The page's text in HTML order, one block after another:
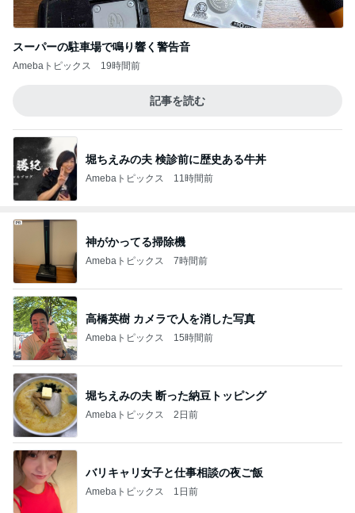
スーパーの駐車場で鳴り響く警告音
Amebaトピックス 19時間前
記事を読む
堀ちえみの夫 検診前に歴史ある牛丼
Amebaトピックス 11時間前
神がかってる掃除機
Amebaトピックス 7時間前
高橋英樹 カメラで人を消した写真
Amebaトピックス 15時間前
堀ちえみの夫 断った納豆トッピング
Amebaトピックス 2日前
バリキャリ女子と仕事相談の夜ご飯
Amebaトピックス 1日前